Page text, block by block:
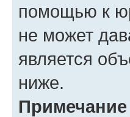
помощью к
не может
является
ниже.